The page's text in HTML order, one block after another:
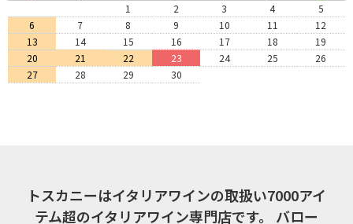
1
2 3 4
5
6
7 8 9 10 11
12
13
14 15 16 17 18
19
20
21 22 23 24 25
26
27
28 29 30
トスカニーはイタリアワインの取扱い7000アイ
テム超のイタリアワイン専門店です。
バロー